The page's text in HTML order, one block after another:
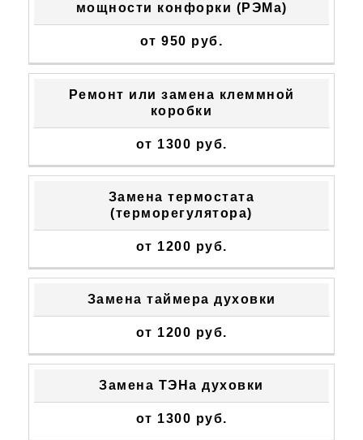
мощности конфорки (РЭМа)
от 950 руб.
Ремонт или замена клеммной
коробки
от 1300 руб.
Замена термостата
(терморегулятора)
от 1200 руб.
Замена таймера духовки
от 1200 руб.
Замена ТЭНа духовки
от 1300 руб.